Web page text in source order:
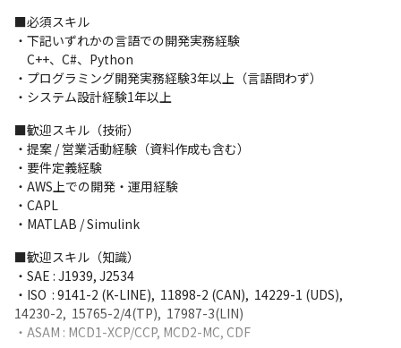
■２つの魅力：
【大手メーカーのモノづくり】
日本を代表するメーカーのパートナーとして高度なモノづくりに
携わる事ができます。
テストに至るまで幅広いプロジェクトに関わることができます。
【安定した経営基盤】
歴史が長く経営基盤が安定しているため、腰を据えて長く活躍で
きます。年間休日は126日、残業も全社的にコントロールしており
平均月20時間以下で働きやすい環境です（2024年9月時点）。リ
勤務となっています（2024年9月時点）。
■必須スキル
・下記いずれかの言語での開発実務経験
C++、C#、Python
・プログラミング開発実務経験3年以上（言語問わず）
・システム設計経験1年以上
■歓迎スキル（技術）
・提案 / 営業活動経験（資料作成も含む）
・要件定義経験
・AWS上での開発・運用経験
・CAPL
・MATLAB / Simulink
■歓迎スキル（知識）
・SAE : J1939, J2534
・ISO  : 9141-2 (K-LINE),  11898-2 (CAN),  14229-1 (UDS),
14230-2,  15765-2/4(TP),  17987-3(LIN)
・ASAM : MCD1-XCP/CCP, MCD2-MC, CDF